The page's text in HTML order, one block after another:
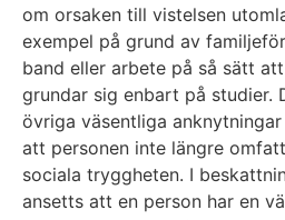
om orsaken till vistelsen
exempel på grund av
band eller arbete på så sätt
grundar sig enbart på studier.
övriga väsentliga
att personen inte längre
sociala tryggheten. I
ansetts att en person har en